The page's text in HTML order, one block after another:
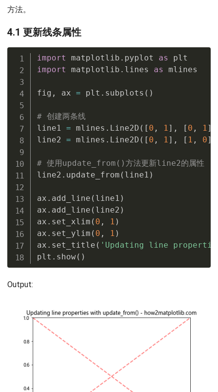
方法。
4.1 更新线条属性
import matplotlib . pyplot as
import matplotlib . lines as mlines
fig , ax = plt . subplots ( )
# 创建两条线
line1 = mlines . Line2D ( [ 0 , 1 ] , [ 0 , 1 ]
line2 = mlines . Line2D ( [ 0 , 1 ] , [ 1 , 0]
# 使用update_from()方法更新line2的属性
line2 . update_from ( line1 )
ax . add_line ( line1 )
ax . add_line ( line2 )
ax . set_xlim ( 0 , 1 )
ax . set_ylim ( 0 , 1 )
ax . set_title ( 'Updating line
plt . show( )
Output: